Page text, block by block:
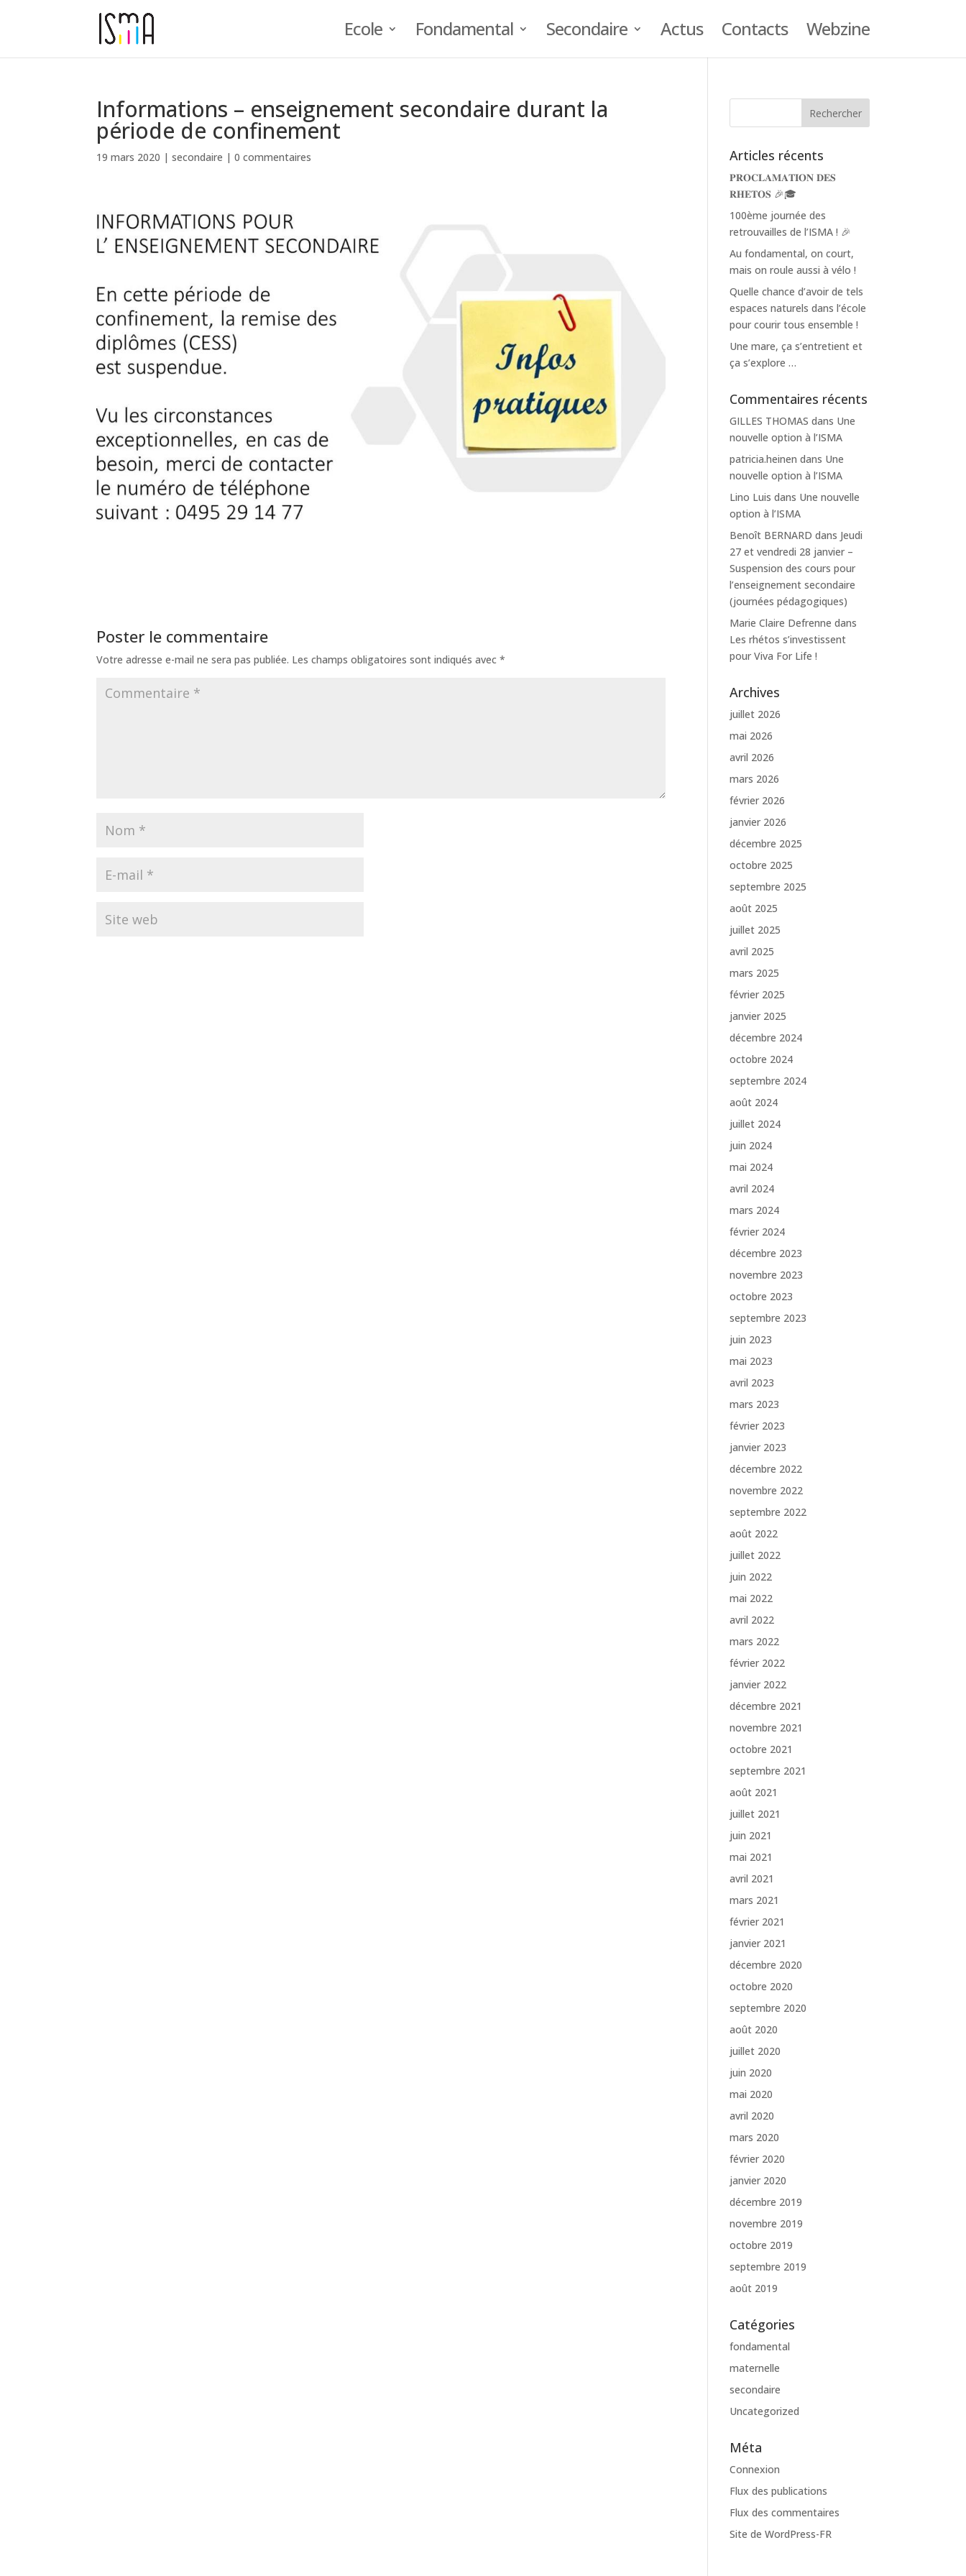
Ecole Fondamental Secondaire Actus Contacts Webzine
Informations – enseignement secondaire durant la
période de confinement
19 mars 2020 |secondaire |0 commentaires
Poster le commentaire
Votre adresse e-mail ne sera pas publiée. Les champs obligatoires sont indiqués avec*
Articles récents
𝐏𝐑𝐎𝐂𝐋𝐀𝐌𝐀𝐓𝐈𝐎𝐍 𝐃𝐄𝐒
𝐑𝐇𝐄𝐓𝐎𝐒 🎉🎓
100ème journée des
retrouvailles de l’ISMA ! 🎉
Au fondamental, on court,
mais on roule aussi à vélo !
Quelle chance d’avoir de tels
espaces naturels dans l’école
pour courir tous ensemble !
Une mare, ça s’entretient et
ça s’explore …
Commentaires récents
GILLES THOMAS dans Une
nouvelle option à l’ISMA
patricia.heinen dans Une
nouvelle option à l’ISMA
Lino Luis dans Une nouvelle
option à l’ISMA
Benoît BERNARD dans Jeudi
27 et vendredi 28 janvier –
Suspension des cours pour
l’enseignement secondaire
(journées pédagogiques)
Marie Claire Defrenne dans
Les rhétos s’investissent
pour Viva For Life !
Archives
juillet 2026
mai 2026
avril 2026
mars 2026
février 2026
janvier 2026
décembre 2025
octobre 2025
septembre 2025
août 2025
juillet 2025
avril 2025
mars 2025
février 2025
janvier 2025
décembre 2024
octobre 2024
septembre 2024
août 2024
juillet 2024
juin 2024
mai 2024
avril 2024
mars 2024
février 2024
décembre 2023
novembre 2023
octobre 2023
septembre 2023
juin 2023
mai 2023
avril 2023
mars 2023
février 2023
janvier 2023
décembre 2022
novembre 2022
septembre 2022
août 2022
juillet 2022
juin 2022
mai 2022
avril 2022
mars 2022
février 2022
janvier 2022
décembre 2021
novembre 2021
octobre 2021
septembre 2021
août 2021
juillet 2021
juin 2021
mai 2021
avril 2021
mars 2021
février 2021
janvier 2021
décembre 2020
octobre 2020
septembre 2020
août 2020
juillet 2020
juin 2020
mai 2020
avril 2020
mars 2020
février 2020
janvier 2020
décembre 2019
novembre 2019
octobre 2019
septembre 2019
août 2019
Catégories
fondamental
maternelle
secondaire
Uncategorized
Méta
Connexion
Flux des publications
Flux des commentaires
Site de WordPress-FR